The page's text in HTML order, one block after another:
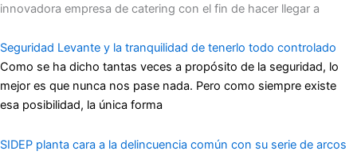
innovadora empresa de catering con el fin de hacer llegar a
Seguridad Levante y la tranquilidad de tenerlo todo controlado
Como se ha dicho tantas veces a propósito de la seguridad, lo
mejor es que nunca nos pase nada. Pero como siempre existe
esa posibilidad, la única forma
SIDEP planta cara a la delincuencia común con su serie de arcos